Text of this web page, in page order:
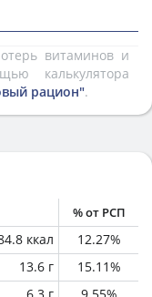
витаминов и
калькулятора
рацион".
% от РСП
ккал 12.27%
13.6 г 15.11%